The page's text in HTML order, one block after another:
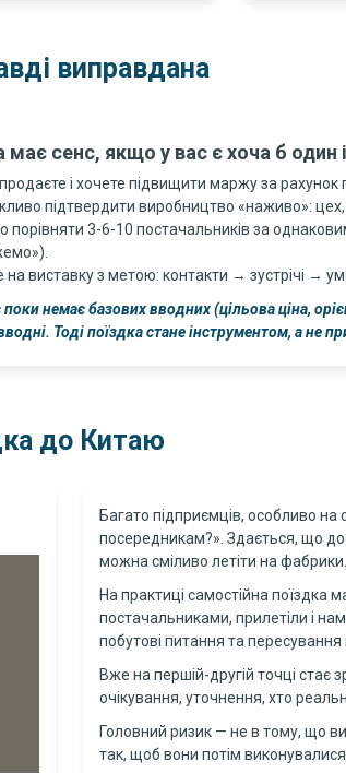
виправдана
має сенс, якщо у вас є хоча б один
і хочете підвищити маржу за
підтвердити виробництво «наживо»:
порівняти 3-6-10 постачальників за
на виставку з метою: контакти → зустрічі →
немає базових вводних (цільова ціна,
Тоді поїздка стане інструментом, а не
до Китаю
Багато підприємців, особливо
посередникам?». Здається, що
можна сміливо летіти на фабрики.
На практиці самостійна поїздка
постачальниками, прилетіли і
побутові питання та
Вже на першій-другій точці стає
очікування, уточнення, хто
Головний ризик — не в тому, що
так, щоб вони потім